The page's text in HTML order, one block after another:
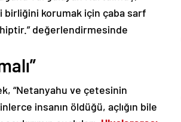
birliğini korumak için çaba sarf
değerlendirmesinde
“Netanyahu ve çetesinin
insanın öldüğü, açlığın bile